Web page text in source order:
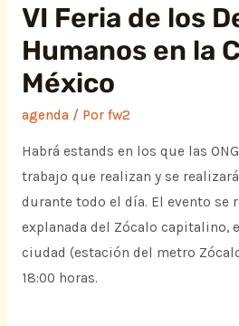
VI Feria de los
Humanos en la
México
agenda/ Por fw2
Habrá estands en los que las
trabajo que realizan y se
durante todo el día. El evento se
explanada del Zócalo capitalino,
ciudad (estación del metro
18:00 horas.